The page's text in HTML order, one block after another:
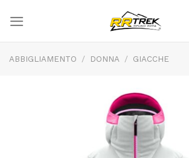
content
ABBIGLIAMENTO / DONNA / GIACCHE